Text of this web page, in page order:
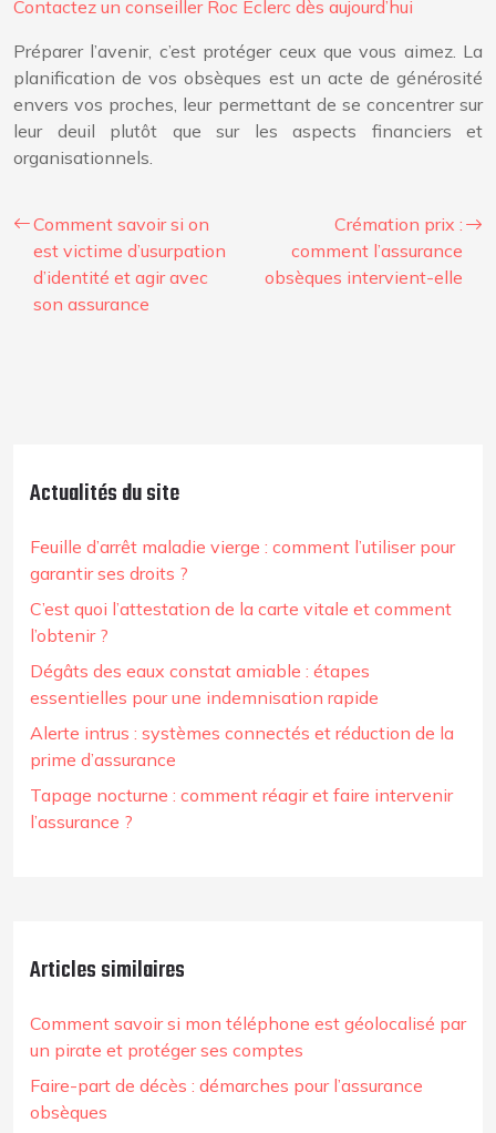
Contactez un conseiller Roc Eclerc dès aujourd’hui
Préparer l’avenir, c’est protéger ceux que vous aimez. La
planification de vos obsèques est un acte de générosité
envers vos proches, leur permettant de se concentrer sur
leur deuil plutôt que sur les aspects financiers et
organisationnels.
Comment savoir si on
est victime d’usurpation
d’identité et agir avec
son assurance
Crémation prix :
comment l’assurance
obsèques intervient-elle
Actualités du site
Feuille d’arrêt maladie vierge : comment l’utiliser pour
garantir ses droits ?
C’est quoi l’attestation de la carte vitale et comment
l’obtenir ?
Dégâts des eaux constat amiable : étapes
essentielles pour une indemnisation rapide
Alerte intrus : systèmes connectés et réduction de la
prime d’assurance
Tapage nocturne : comment réagir et faire intervenir
l’assurance ?
Articles similaires
Comment savoir si mon téléphone est géolocalisé par
un pirate et protéger ses comptes
Faire-part de décès : démarches pour l’assurance
obsèques